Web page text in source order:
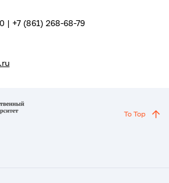
| +7 (861) 268-68-79
To Top